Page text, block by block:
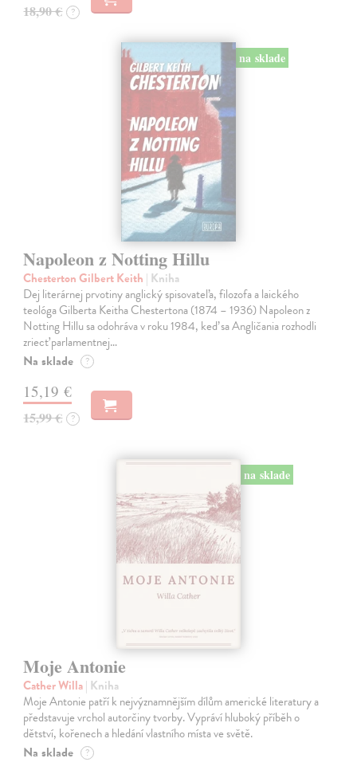
18,90 € ?
na sklade
Napoleon z Notting Hillu
Chesterton Gilbert Keith | Kniha
Dej literárnej prvotiny anglický spisovateľa, filozofa a laického
teológa Gilberta Keitha Chestertona (1874 – 1936) Napoleon z
Notting Hillu sa odohráva v roku 1984, keď sa Angličania rozhodli
zriecť parlamentnej…
Na sklade ?
15,19 €
15,99 € ?
na sklade
Moje Antonie
Cather Willa| Kniha
Moje Antonie patří k nejvýznamnějším dílům americké literatury a
představuje vrchol autorčiny tvorby. Vypráví hluboký příběh o
dětství, kořenech a hledání vlastního místa ve světě.
Na sklade ?